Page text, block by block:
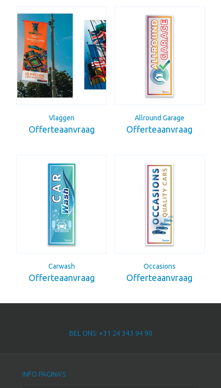
Vlaggen
Offerteaanvraag
Allround Garage
Offerteaanvraag
Carwash
Offerteaanvraag
Occasions
Offerteaanvraag
BEL ONS: +31 24 343 94 90
INFO PAGINA’S